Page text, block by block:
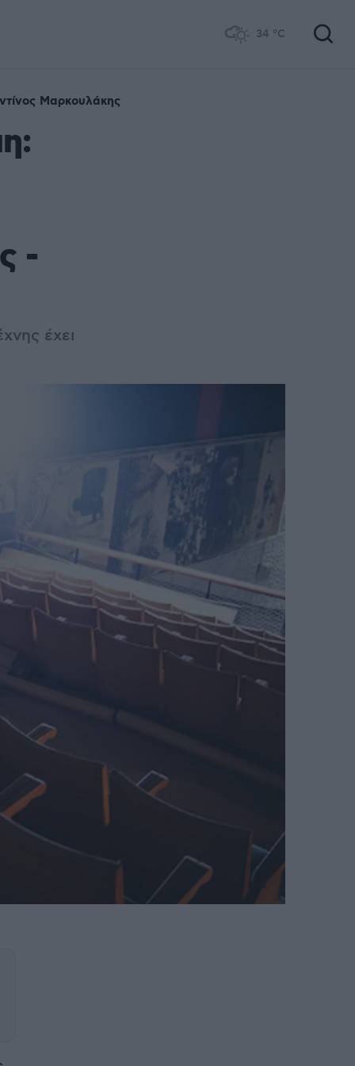
34 °C
Μαρκουλάκης
-
έχει